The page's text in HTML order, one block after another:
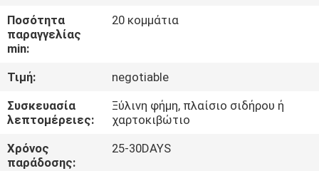
ΕΠΙΣΚΈΨΕΙΣ
ΣΤΟ
ΕΡΓΟΣΤΆΣΙΟ
ΈΛΕΓΧΟΣ
ΠΟΙΌΤΗΤΑΣ
Ποσότητα
παραγγελίας
min:
20 κομμάτια
Τιμή:
negotiable
Συσκευασία
λεπτομέρειες:
Ξύλινη φήμη, πλαίσιο σιδήρου ή
χαρτοκιβώτιο
Χρόνος
παράδοσης:
25-30DAYS